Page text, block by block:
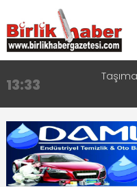
13:33
17:15
Aksaray
16:00
Aksaray
8:23